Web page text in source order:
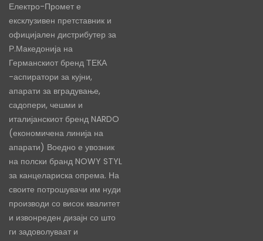
Електро-Промет е
ексклузивен претставник и
официјален дистрибутер за
Р.Македонија на
Германскиот бренд ТЕКА
-аспиратори за кујни,
апарати за вградување,
садопери, чешми и
италијанскиот бренд NARDO
(економичена линија на
апарати) Воедно е увозник
на полски бранд NOWY STYL
за канцелариска опрема. На
своите потрошувачи им нуди
производи со висок квалитет
и извонреден дизајн со што
ги задоволуваат и